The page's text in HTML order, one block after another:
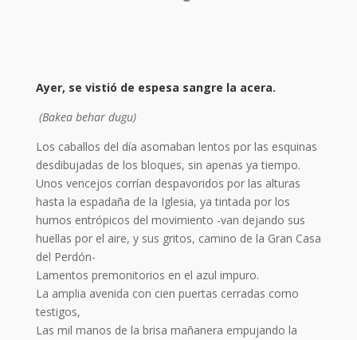
Ayer, se vistió de espesa sangre la acera.
(Bakea behar dugu)
Los caballos del día asomaban lentos por las esquinas
desdibujadas de los bloques, sin apenas ya tiempo.
Unos vencejos corrían despavoridos por las alturas
hasta la espadaña de la Iglesia, ya tintada por los
humos entrópicos del movimiento -van dejando sus
huellas por el aire, y sus gritos, camino de la Gran Casa
del Perdón-
Lamentos premonitorios en el azul impuro.
La amplia avenida con cien puertas cerradas como
testigos,
Las mil manos de la brisa mañanera empujando la